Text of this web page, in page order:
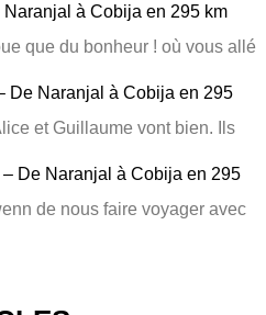
Naranjal à Cobija en 295 km
que du bonheur ! où vous allé
De Naranjal à Cobija en 295
et Guillaume vont bien. Ils
– De Naranjal à Cobija en 295
de nous faire voyager avec